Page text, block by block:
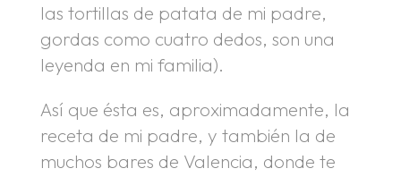
las tortillas de patata de mi padre,
gordas como cuatro dedos, son una
leyenda en mi familia).
Así que ésta es, aproximadamente, la
receta de mi padre, y también la de
muchos bares de Valencia, donde te